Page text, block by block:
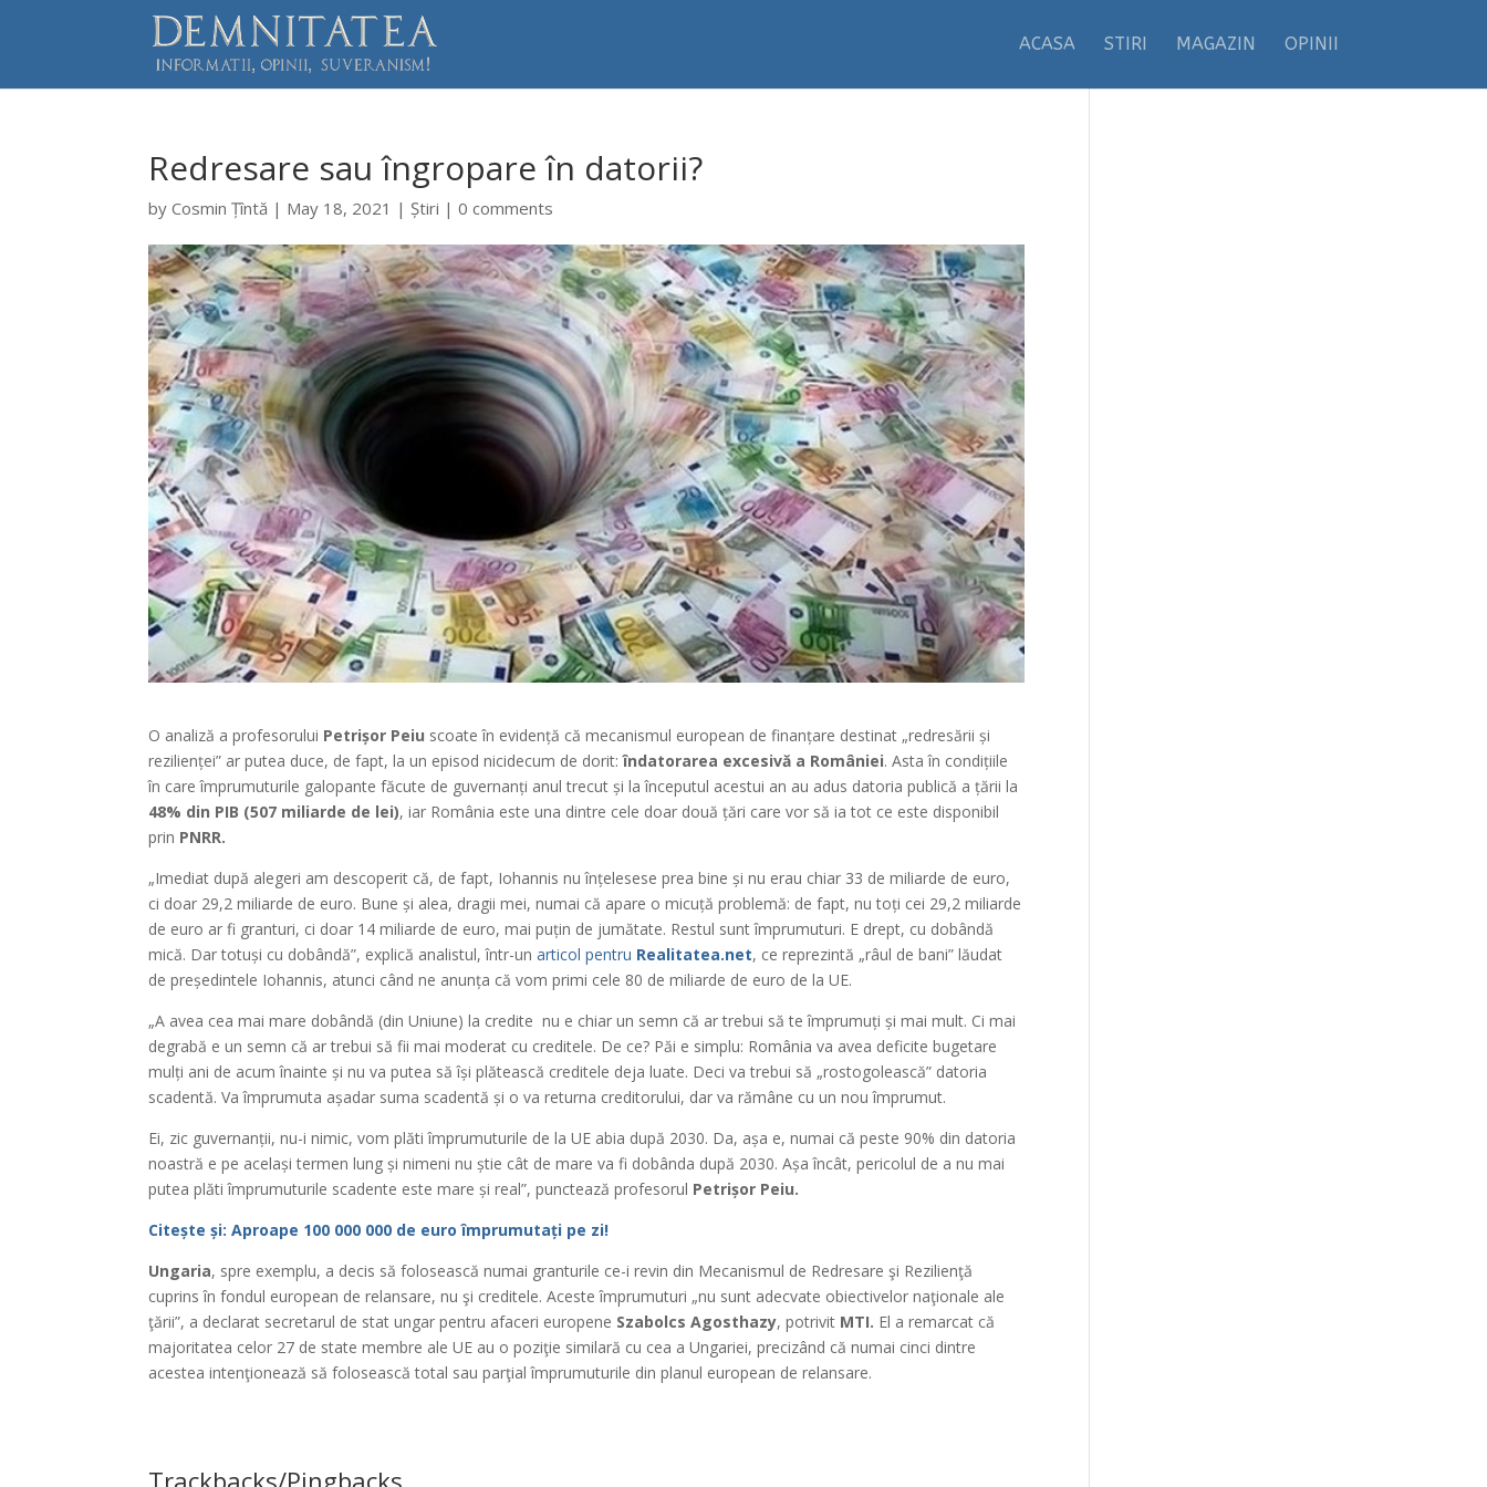
ACASA STIRI MAGAZIN OPINII
Redresare sau îngropare în datorii?
byCosmin Țîntă | May 18, 2021 |Știri |0 comments
O analiză a profesorului Petrișor Peiu scoate în evidență că mecanismul european de finanțare destinat „redresării și
rezilienței” ar putea duce, de fapt, la un episod nicidecum de dorit:îndatorarea excesivă a României. Asta în condițiile
în care împrumuturile galopante făcute de guvernanți anul trecut și la începutul acestui an au adus datoria publică a țării la
48% din PIB (507 miliarde de lei), iar România este una dintre cele doar două țări care vor să ia tot ce este disponibil
prin PNRR.
„Imediat după alegeri am descoperit că, de fapt, Iohannis nu înțelesese prea bine și nu erau chiar 33 de miliarde de euro,
ci doar 29,2 miliarde de euro. Bune și alea, dragii mei, numai că apare o micuță problemă: de fapt, nu toți cei 29,2 miliarde
de euro ar fi granturi, ci doar 14 miliarde de euro, mai puțin de jumătate. Restul sunt împrumuturi. E drept, cu dobândă
mică. Dar totuși cu dobândă”, explică analistul, într-unarticol pentru Realitatea.net, ce reprezintă „râul de bani” lăudat
de președintele Iohannis, atunci când ne anunța că vom primi cele 80 de miliarde de euro de la UE.
„A avea cea mai mare dobândă (din Uniune) la credite nu e chiar un semn că ar trebui să te împrumuți și mai mult. Ci mai
degrabă e un semn că ar trebui să fii mai moderat cu creditele. De ce? Păi e simplu: România va avea deficite bugetare
mulți ani de acum înainte și nu va putea să își plătească creditele deja luate. Deci va trebui să „rostogolească” datoria
scadentă. Va împrumuta așadar suma scadentă și o va returna creditorului, dar va rămâne cu un nou împrumut.
Ei, zic guvernanții, nu-i nimic, vom plăti împrumuturile de la UE abia după 2030. Da, așa e, numai că peste 90% din datoria
noastră e pe același termen lung și nimeni nu știe cât de mare va fi dobânda după 2030. Așa încât, pericolul de a nu mai
putea plăti împrumuturile scadente este mare și real”, punctează profesorul Petrișor Peiu.
Citește și: Aproape 100 000 000 de euro împrumutați pe zi!
Ungaria, spre exemplu, a decis să folosească numai granturile ce-i revin din Mecanismul de Redresare şi Rezilienţă
cuprins în fondul european de relansare, nu şi creditele. Aceste împrumuturi „nu sunt adecvate obiectivelor naţionale ale
ţării”, a declarat secretarul de stat ungar pentru afaceri europene Szabolcs Agosthazy, potrivit MTI. El a remarcat că
majoritatea celor 27 de state membre ale UE au o poziţie similară cu cea a Ungariei, precizând că numai cinci dintre
acestea intenţionează să folosească total sau parţial împrumuturile din planul european de relansare.
Trackbacks/Pingbacks